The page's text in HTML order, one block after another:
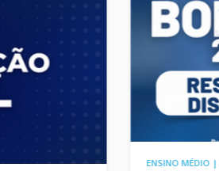
ENSINO MÉDIO |25 DE SETEMBRO DE 2024